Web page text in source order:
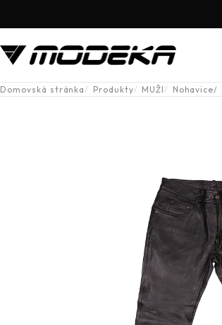
Domovská stránka Produkty MUŽI Nohavice